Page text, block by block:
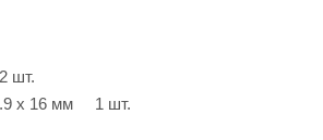
шт.
x 16 мм 1 шт.